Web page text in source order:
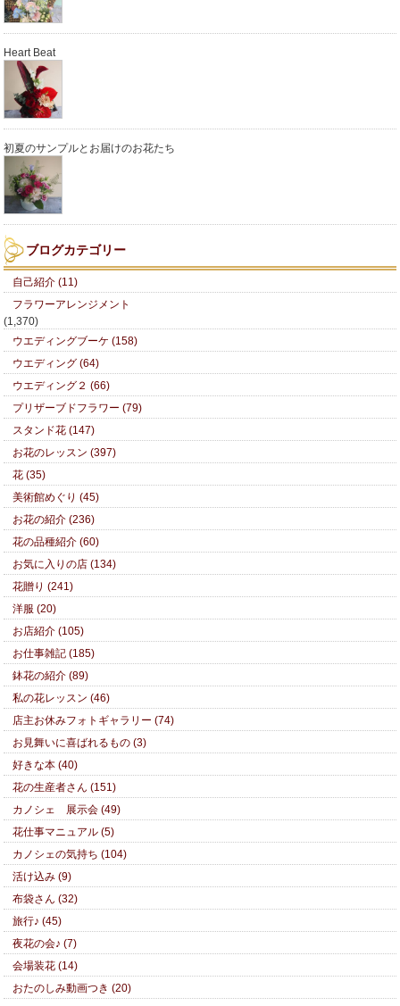
Heart Beat
初夏のサンプルとお届けのお花たち
ブログカテゴリー
自己紹介 (11)
フラワーアレンジメント
(1,370)
ウエディングブーケ (158)
ウエディング (64)
ウエディング２ (66)
プリザーブドフラワー (79)
スタンド花 (147)
お花のレッスン (397)
花 (35)
美術館めぐり (45)
お花の紹介 (236)
花の品種紹介 (60)
お気に入りの店 (134)
花贈り (241)
洋服 (20)
お店紹介 (105)
お仕事雑記 (185)
鉢花の紹介 (89)
私の花レッスン (46)
店主お休みフォトギャラリー (74)
お見舞いに喜ばれるもの (3)
好きな本 (40)
花の生産者さん (151)
カノシェ 展示会 (49)
花仕事マニュアル (5)
カノシェの気持ち (104)
活け込み (9)
布袋さん (32)
旅行♪ (45)
夜花の会♪ (7)
会場装花 (14)
おたのしみ動画つき (20)